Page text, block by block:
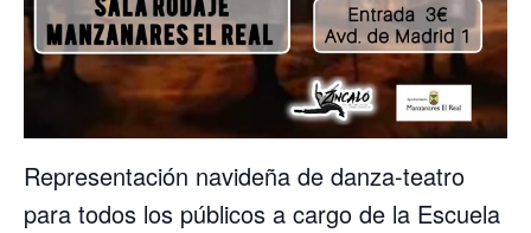
Representación navideña de danza-teatro
para todos los públicos a cargo de la Escuela